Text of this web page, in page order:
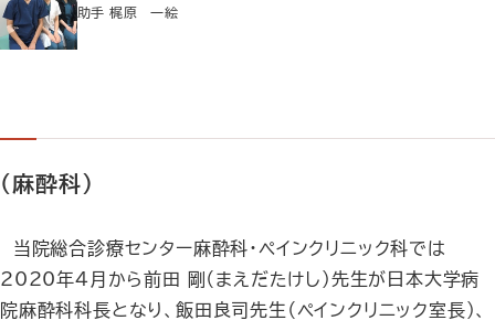
助手 梶原 一絵
（麻酔科）
当院総合診療センター麻酔科・ペインクリニック科では
2020年4月から前田 剛（まえだたけし）先生が日本大学病
院麻酔科科長となり、飯田良司先生（ペインクリニック室長）、